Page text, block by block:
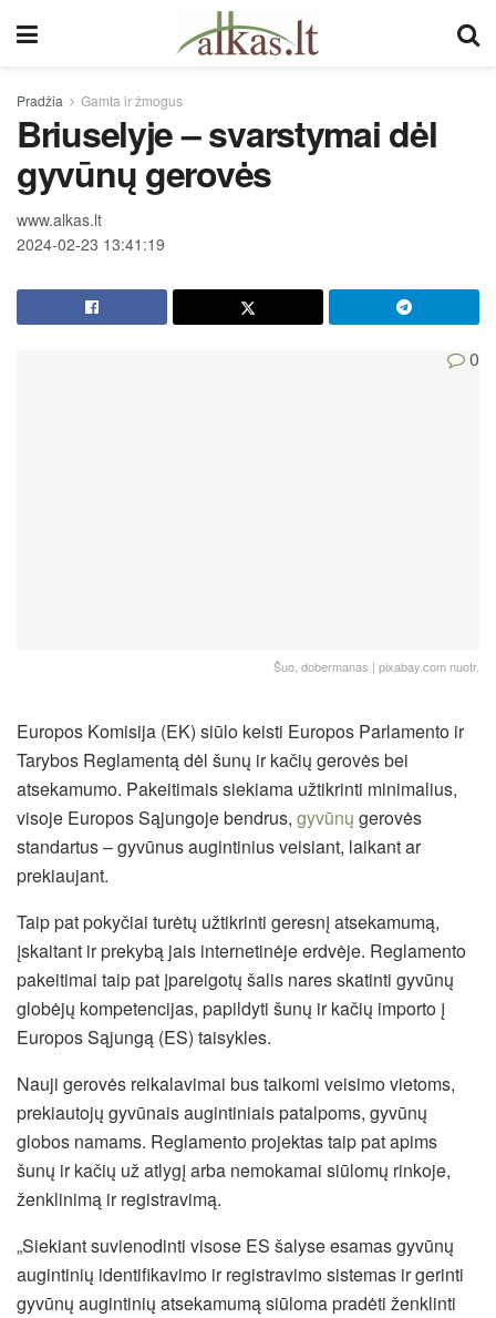
Pradžia Gamta ir žmogus
Briuselyje – svarstymai dėl
gyvūnų gerovės
www.alkas.lt
2024-02-23 13:41:19
0
Šuo, dobermanas | pixabay.com nuotr.
Europos Komisija (EK) siūlo keisti Europos Parlamento ir
Tarybos Reglamentą dėl šunų ir kačių gerovės bei
atsekamumo. Pakeitimais siekiama užtikrinti minimalius,
visoje Europos Sąjungoje bendrus, gyvūnų gerovės
standartus – gyvūnus augintinius veisiant, laikant ar
prekiaujant.
Taip pat pokyčiai turėtų užtikrinti geresnį atsekamumą,
įskaitant ir prekybą jais internetinėje erdvėje. Reglamento
pakeitimai taip pat įpareigotų šalis nares skatinti gyvūnų
globėjų kompetencijas, papildyti šunų ir kačių importo į
Europos Sąjungą (ES) taisykles.
Nauji gerovės reikalavimai bus taikomi veisimo vietoms,
prekiautojų gyvūnais augintiniais patalpoms, gyvūnų
globos namams. Reglamento projektas taip pat apims
šunų ir kačių už atlygį arba nemokamai siūlomų rinkoje,
ženklinimą ir registravimą.
„Siekiant suvienodinti visose ES šalyse esamas gyvūnų
augintinių identifikavimo ir registravimo sistemas ir gerinti
gyvūnų augintinių atsekamumą siūloma pradėti ženklinti